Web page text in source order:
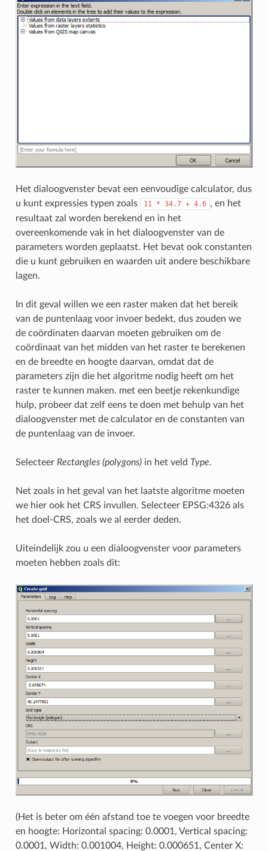
Het dialoogvenster bevat een eenvoudige calculator, dus
u kunt expressies typen zoals
11 * 34.7 + 4.6 , en het
resultaat zal worden berekend en in het
overeenkomende vak in het dialoogvenster van de
parameters worden geplaatst. Het bevat ook constanten
die u kunt gebruiken en waarden uit andere beschikbare
lagen.
In dit geval willen we een raster maken dat het bereik
van de puntenlaag voor invoer bedekt, dus zouden we
de coördinaten daarvan moeten gebruiken om de
coördinaat van het midden van het raster te berekenen
en de breedte en hoogte daarvan, omdat dat de
parameters zijn die het algoritme nodig heeft om het
raster te kunnen maken. met een beetje rekenkundige
hulp, probeer dat zelf eens te doen met behulp van het
dialoogvenster met de calculator en de constanten van
de puntenlaag van de invoer.
Selecteer Rectangles (polygons)in het veld Type.
Net zoals in het geval van het laatste algoritme moeten
we hier ook het CRS invullen. Selecteer EPSG:4326 als
het doel-CRS, zoals we al eerder deden.
Uiteindelijk zou u een dialoogvenster voor parameters
moeten hebben zoals dit:
(Het is beter om één afstand toe te voegen voor breedte
en hoogte: Horizontal spacing: 0.0001, Vertical spacing:
0.0001, Width: 0.001004, Height: 0.000651, Center X: